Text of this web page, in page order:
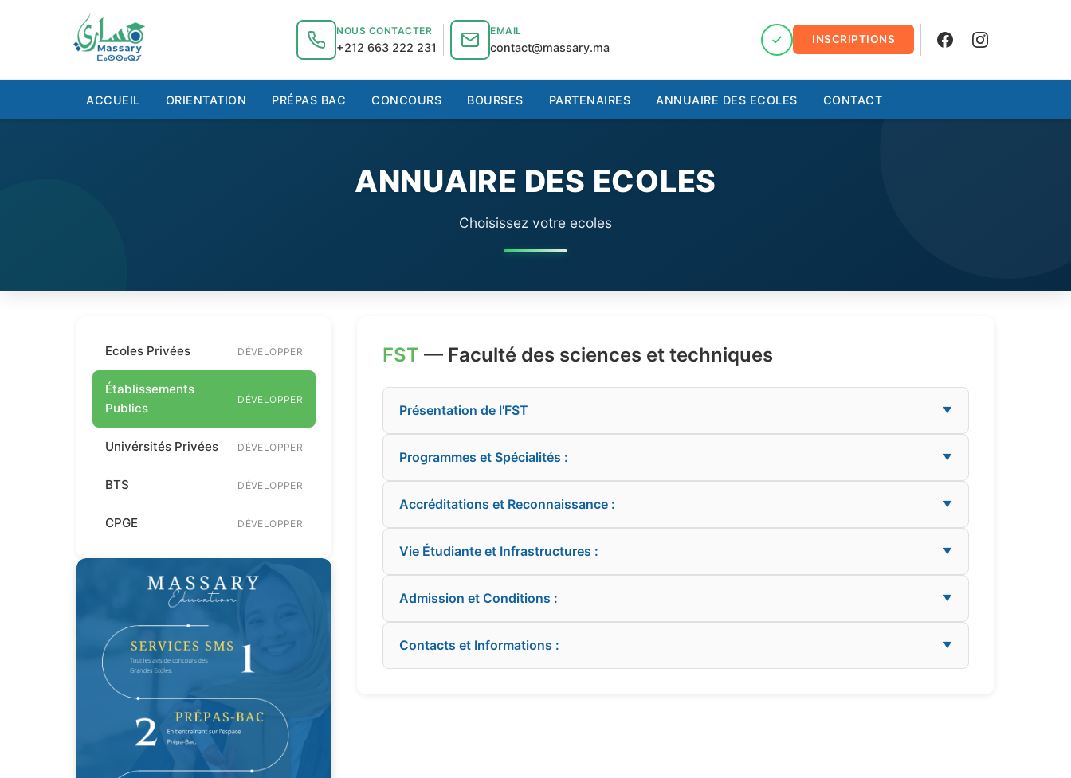
NOUS CONTACTER
+212 663 222 231
EMAIL
contact@massary.ma
INSCRIPTIONS
FacebookInstagram
ACCUEIL ORIENTATION PRÉPAS BAC CONCOURS BOURSES PARTENAIRES ANNUAIRE DES ECOLES CONTACT
ANNUAIRE DES ECOLES
Choisissez votre ecoles
Ecoles Privées DÉVELOPPER
Établissements
Publics
DÉVELOPPER
Univérsités Privées DÉVELOPPER
BTS DÉVELOPPER
CPGE DÉVELOPPER
FST — Faculté des sciences et techniques
Présentation de l'FST ▼
Programmes et Spécialités : ▼
Accréditations et Reconnaissance : ▼
Vie Étudiante et Infrastructures : ▼
Admission et Conditions : ▼
Contacts et Informations : ▼